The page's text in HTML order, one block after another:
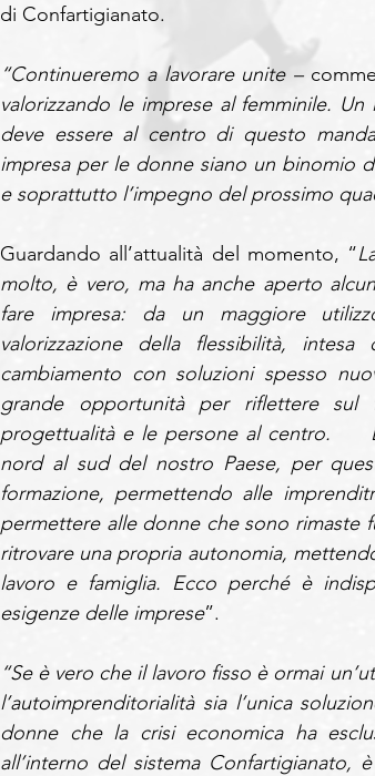
di Confartigianato.
“Continueremo a lavorare unite –
valorizzando le imprese al femminile.
deve essere al centro di questo
impresa per le donne siano un binomio
e soprattutto l’impegno del prossimo
Guardando all’attualità del momento, “
molto, è vero, ma ha anche aperto
fare impresa: da un maggiore
valorizzazione della flessibilità,
cambiamento con soluzioni spesso
grande opportunità per riflettere
progettualità e le persone al centro.
nord al sud del nostro Paese, per
formazione, permettendo alle
permettere alle donne che sono rimaste
ritrovare una propria autonomia,
lavoro e famiglia. Ecco perché è
esigenze delle imprese”.
“Se è vero che il lavoro fisso è ormai
l’autoimprenditorialità sia l’unica
donne che la crisi economica ha
all’interno del sistema Confartigianato,